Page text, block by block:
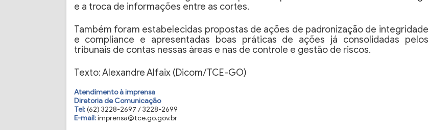
e a troca de informações entre as cortes.
Também foram estabelecidas propostas de ações de padronização de integridade
e compliance e apresentadas boas práticas de ações já consolidadas pelos
tribunais de contas nessas áreas e nas de controle e gestão de riscos.
Texto: Alexandre Alfaix (Dicom/TCE-GO)
Atendimento à imprensa
Diretoria de Comunicação
Tel:(62) 3228-2697 / 3228-2699
E-mail:imprensa@tce.go.gov.br